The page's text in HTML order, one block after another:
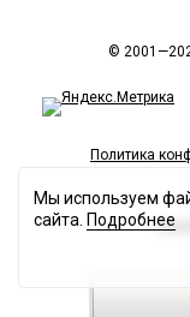
©
Политика
Мы используем
сайта. Подробнее